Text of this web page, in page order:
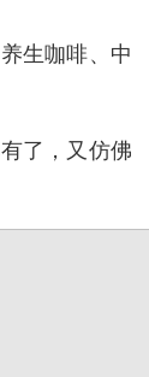
生咖啡、中
了，又仿佛